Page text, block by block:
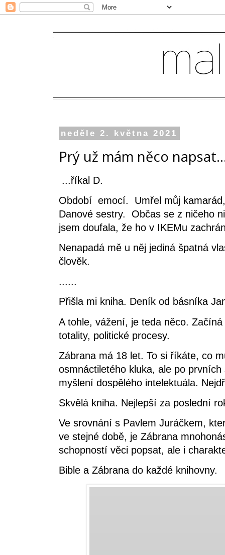
neděle 2. května 2021
Prý už mám něco
...říkal D.
Období emocí. Umřel můj
Danové sestry. Občas se z ničeho
jsem doufala, že ho v IKEMu
Nenapadá mě u něj jediná špatná
člověk.
......
Přišla mi kniha. Deník od básníka
A tohle, vážení, je teda něco.
totality, politické procesy.
Zábrana má 18 let. To si říkáte, co
osmnáctiletého kluka, ale po
myšlení dospělého intelektuála.
Skvělá kniha. Nejlepší za poslední
Ve srovnání s Pavlem Juráčkem,
ve stejné době, je Zábrana
schopností věci popsat, ale i
Bible a Zábrana do každé knihovny.